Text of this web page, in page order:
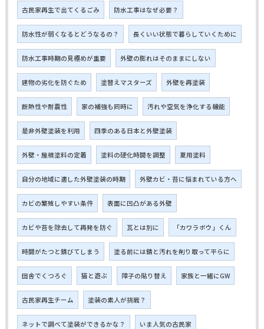
古民家再生で出てくるごみ 防水工事はなぜ必要？
防水性が弱くなるとどうなるの？ 長くいい状態で暮らしていくために
防水工事時期の見極めが重要 外壁の膨れはそのままにしない
建物の劣化を防ぐため 塗替えマスターズ 外壁を再塗装
断熱性や耐震性 家の補強も同時に 汚れや空気を浄化する機能
是非外壁塗装を利用 四季のある日本と外壁塗装
外壁・屋根塗料の定着 塗料の硬化時間を調整 夏用塗料
自分の地域に適した外壁塗装の時期 外壁カビ・苔に悩まれている方へ
カビの繁殖しやすい条件 表面に凹凸がある外壁
カビや苔を除去して再発を防ぐ 瓦とは別に 「カワラボウ」くん
時間がたつと錆びてしまう 塗る前には錆と汚れを削り取って平らに
田舎でくつろぐ 猫と遊ぶ 障子の貼り替え 家族と一緒にGW
古民家再生チーム 塗装の素人が挑戦？
ネットで調べて塗装ができるかな？ いま人気の古民家